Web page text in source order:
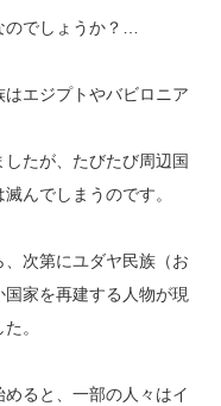
のでしょうか？…
エジプトやバビロニア
たが、たびたび周辺国
んでしまうのです。
次第にユダヤ民族（お
家を再建する人物が現
。
ると、一部の人々はイ